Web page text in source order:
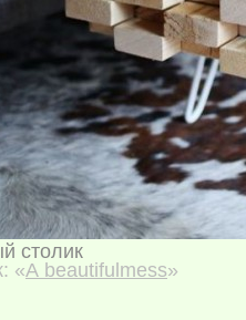
столик
«A beautifulmess»